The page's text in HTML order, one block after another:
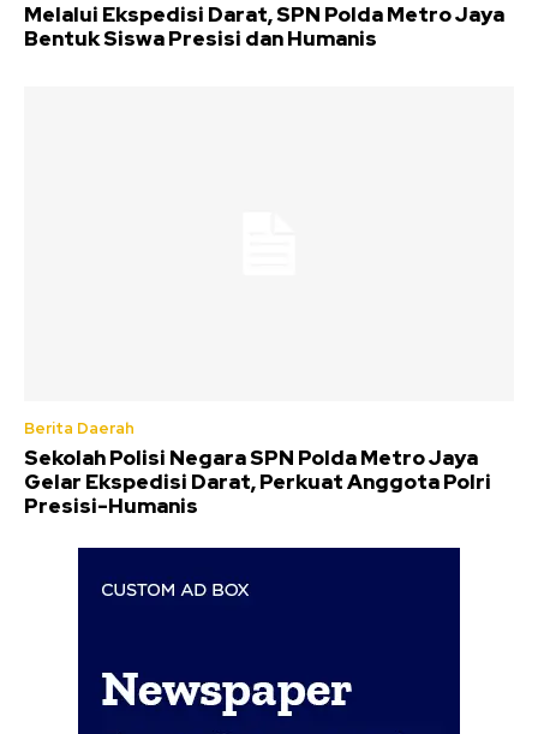
Melalui Ekspedisi Darat, SPN Polda Metro Jaya
Bentuk Siswa Presisi dan Humanis
Berita Daerah
Sekolah Polisi Negara SPN Polda Metro Jaya
Gelar Ekspedisi Darat, Perkuat Anggota Polri
Presisi-Humanis